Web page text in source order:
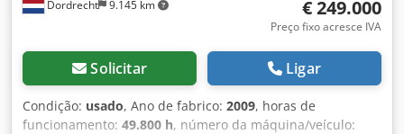
Dordrecht 9.145 km € 249.000
Preço fixo acresce IVA
Solicitar Ligar
Condição: usado, Ano de fabrico: 2009, horas de
funcionamento: 49.800 h, número da máquina/veículo: